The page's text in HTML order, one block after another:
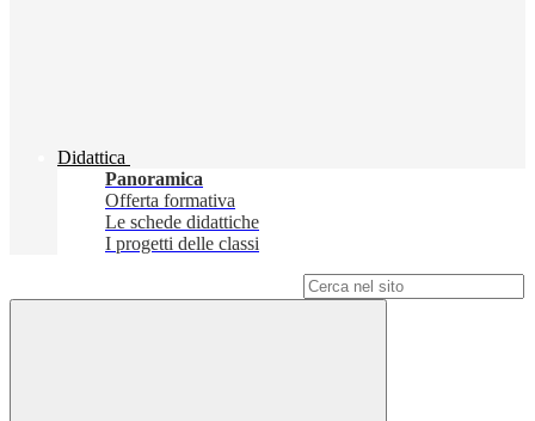
Didattica
Panoramica
Offerta formativa
Le schede didattiche
I progetti delle classi